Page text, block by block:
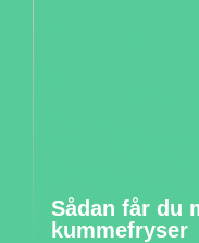
Sådan får du
kummefryser